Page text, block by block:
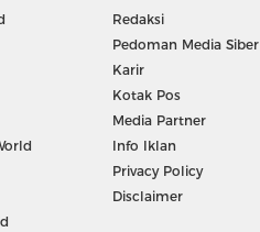
Redaksi
Pedoman Media Siber
Karir
Kotak Pos
Media Partner
Info Iklan
Privacy Policy
Disclaimer